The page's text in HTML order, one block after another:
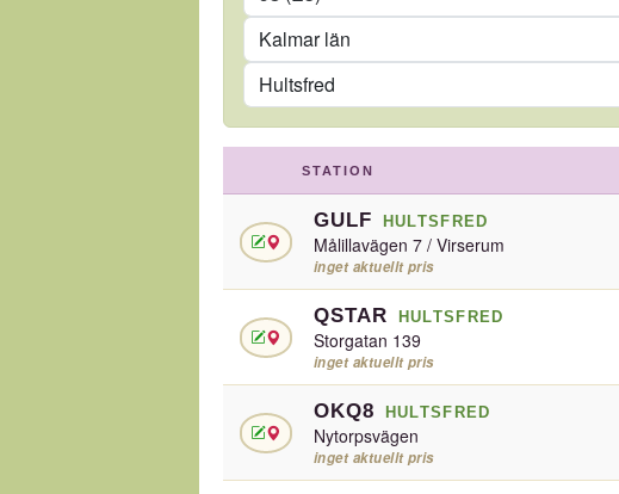
Län
Kommun
STATION
GULF HULTSFRED
Målillavägen 7 / Virserum
inget aktuellt pris
QSTAR HULTSFRED
Storgatan 139
inget aktuellt pris
OKQ8 HULTSFRED
Nytorpsvägen
inget aktuellt pris